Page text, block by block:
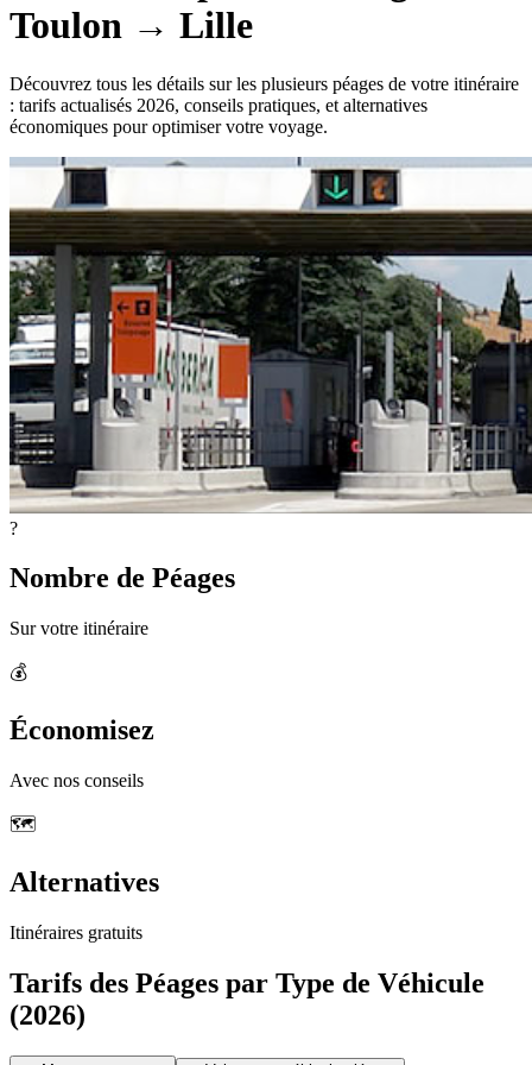
Toulon → Lille
Découvrez tous les détails sur les plusieurs péages de votre itinéraire
: tarifs actualisés 2026, conseils pratiques, et alternatives
économiques pour optimiser votre voyage.
?
Nombre de Péages
Sur votre itinéraire
💰
Économisez
Avec nos conseils
🗺️
Alternatives
Itinéraires gratuits
Tarifs des Péages par Type de Véhicule
(2026)